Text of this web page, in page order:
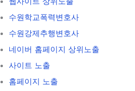
수원학교폭력변호사
수원강제추행변호사
네이버 홈페이지 상위노출
사이트 노출
홈페이지 노출